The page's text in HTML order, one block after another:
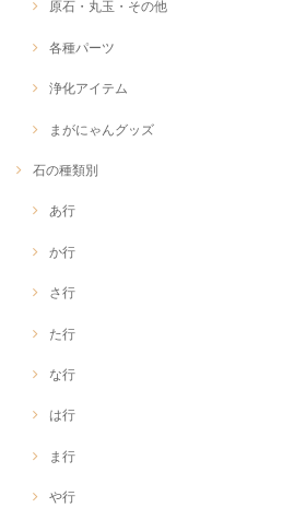
原石・丸玉・その他
各種パーツ
浄化アイテム
まがにゃんグッズ
石の種類別
あ行
か行
さ行
た行
な行
は行
ま行
や行